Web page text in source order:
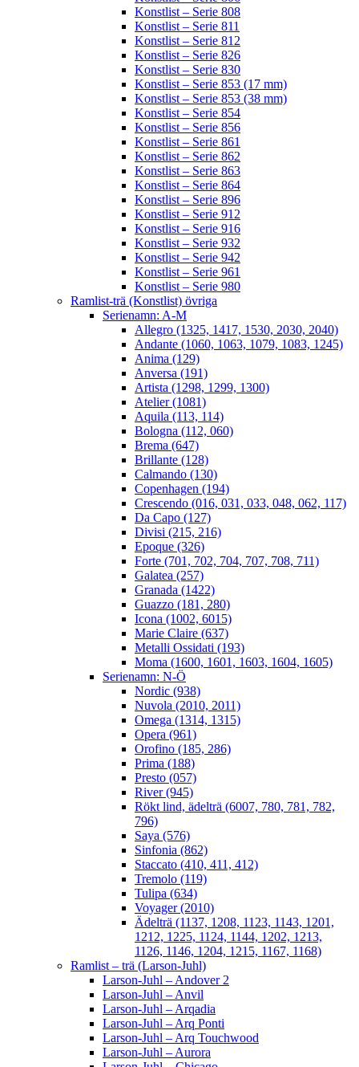
Konstlist – Serie 808
Konstlist – Serie 811
Konstlist – Serie 812
Konstlist – Serie 826
Konstlist – Serie 830
Konstlist – Serie 853 (17 mm)
Konstlist – Serie 853 (38 mm)
Konstlist – Serie 854
Konstlist – Serie 856
Konstlist – Serie 861
Konstlist – Serie 862
Konstlist – Serie 863
Konstlist – Serie 864
Konstlist – Serie 896
Konstlist – Serie 912
Konstlist – Serie 916
Konstlist – Serie 932
Konstlist – Serie 942
Konstlist – Serie 961
Konstlist – Serie 980
Ramlist-trä (Konstlist) övriga
Serienamn: A-M
Allegro (1325, 1417, 1530, 2030, 2040)
Andante (1060, 1063, 1079, 1083, 1245)
Anima (129)
Anversa (191)
Artista (1298, 1299, 1300)
Atelier (1081)
Aquila (113, 114)
Bologna (112, 060)
Brema (647)
Brillante (128)
Calmando (130)
Copenhagen (194)
Crescendo (016, 031, 033, 048, 062, 117)
Da Capo (127)
Divisi (215, 216)
Epoque (326)
Forte (701, 702, 704, 707, 708, 711)
Galatea (257)
Granada (1422)
Guazzo (181, 280)
Icona (1002, 6015)
Marie Claire (637)
Metalli Ossidati (193)
Moma (1600, 1601, 1603, 1604, 1605)
Serienamn: N-Ö
Nordic (938)
Nuvola (2010, 2011)
Omega (1314, 1315)
Opera (961)
Orofino (185, 286)
Prima (188)
Presto (057)
River (945)
Rökt lind, ädelträ (6007, 780, 781, 782,
796)
Saya (576)
Sinfonia (862)
Staccato (410, 411, 412)
Tremolo (119)
Tulipa (634)
Voyager (2010)
Ädelträ (1137, 1208, 1123, 1143, 1201,
1212, 1225, 1124, 1144, 1202, 1213,
1126, 1146, 1204, 1215, 1167, 1168)
Ramlist – trä (Larson-Juhl)
Larson-Juhl – Andover 2
Larson-Juhl – Anvil
Larson-Juhl – Arqadia
Larson-Juhl – Arq Ponti
Larson-Juhl – Arq Touchwood
Larson-Juhl – Aurora